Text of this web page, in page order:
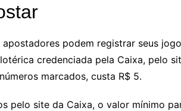
o
o
m
apostadores podem registrar seus
credenciada pela Caixa, pelo
marcados, custa R$ 5.
pelo site da Caixa, o valor mínimo